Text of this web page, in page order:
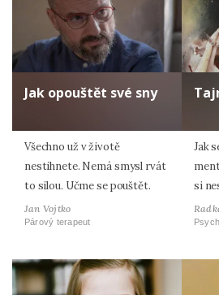
Jak opouštět své sny
Všechno už v životě
nestihnete. Nemá smysl rvát
to silou. Učme se pouštět.
Jan Vojtko
Párový terapeut
Jak
si